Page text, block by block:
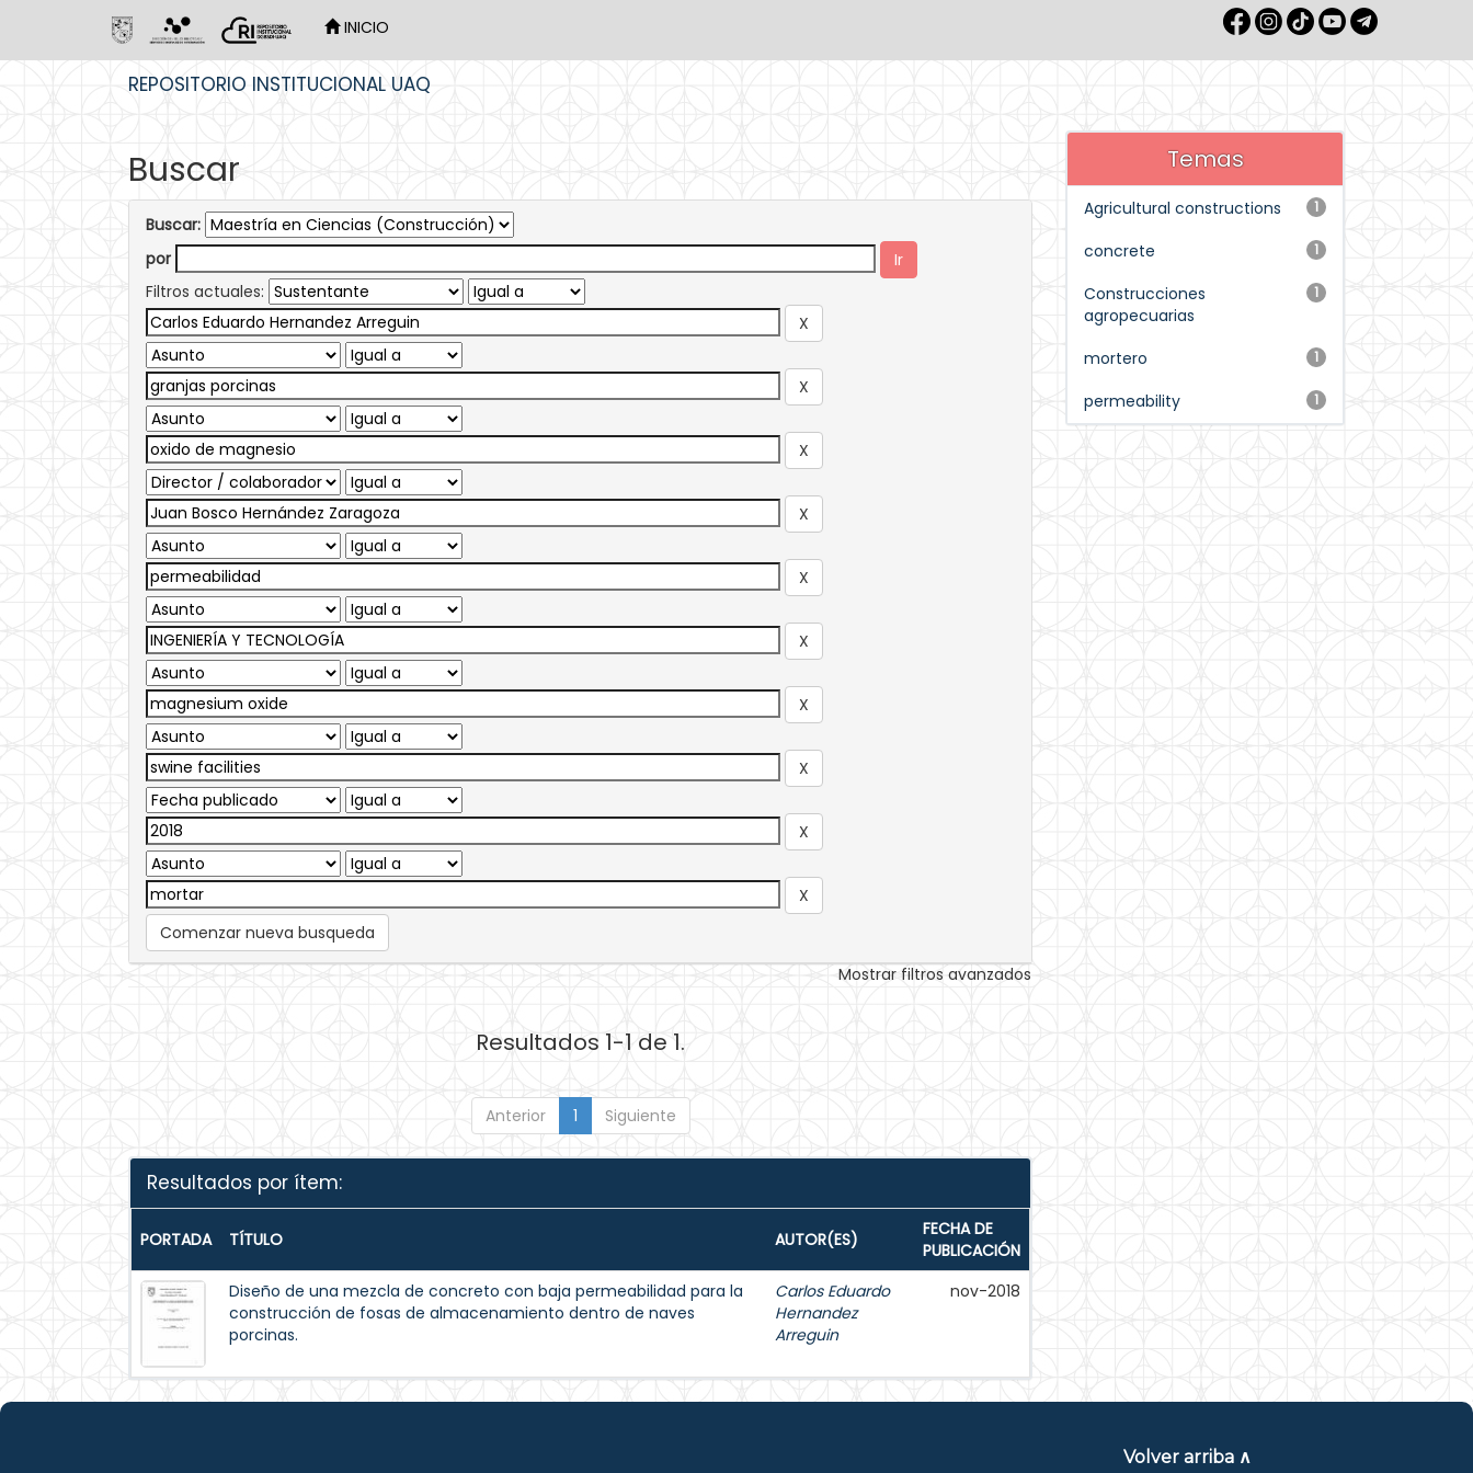
INICIO
REPOSITORIO INSTITUCIONAL UAQ
Buscar
Buscar:
por
Filtros actuales:
Comenzar nueva busqueda
Mostrar filtros avanzados
Resultados 1-1 de 1.
Anterior 1 Siguiente
Resultados por ítem:
PORTADA TÍTULO AUTOR(ES)
FECHA DE
PUBLICACIÓN
Diseño de una mezcla de concreto con baja permeabilidad para la
construcción de fosas de almacenamiento dentro de naves
porcinas.
Carlos Eduardo
Hernandez
Arreguin
nov-2018
Temas
1
Agricultural constructions
1
concrete
1
Construcciones
agropecuarias
1
mortero
1
permeability
Volver arriba ∧